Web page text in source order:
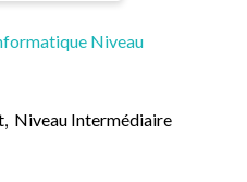
Niveau
Niveau Intermédiaire